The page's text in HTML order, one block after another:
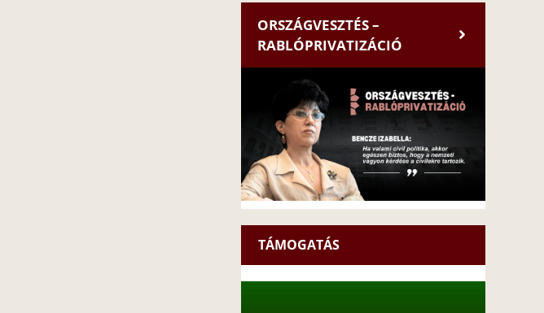
ORSZÁGVESZTÉS –
RABLÓPRIVATIZÁCIÓ
TÁMOGATÁS